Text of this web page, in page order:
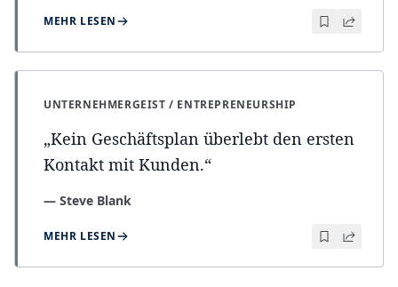
MEHR LESEN
UNTERNEHMERGEIST / ENTREPRENEURSHIP
„Kein Geschäftsplan überlebt den ersten
Kontakt mit Kunden.“
— Steve Blank
MEHR LESEN